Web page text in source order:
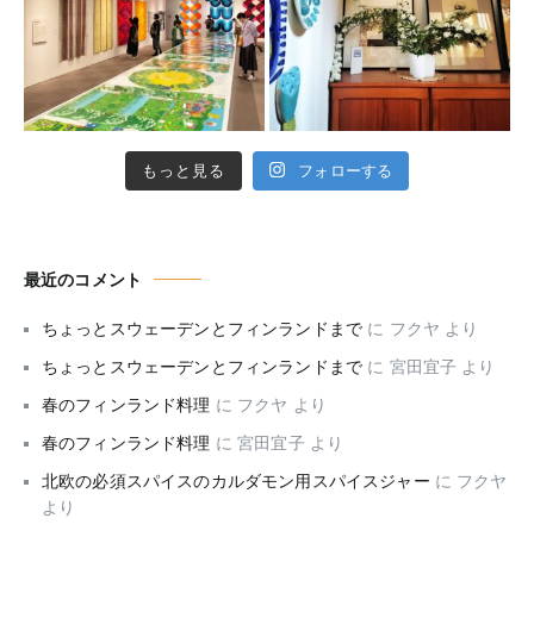
もっと見る フォローする
最近のコメント
ちょっとスウェーデンとフィンランドまで に フクヤ より
ちょっとスウェーデンとフィンランドまで に 宮田宜子 より
春のフィンランド料理 に フクヤ より
春のフィンランド料理 に宮田宜子 より
北欧の必須スパイスのカルダモン用スパイスジャー に フクヤ
より